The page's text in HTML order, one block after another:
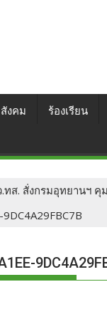
สังคม ร้องเรียน
.ทส. สั่งกรมอุทยานฯ